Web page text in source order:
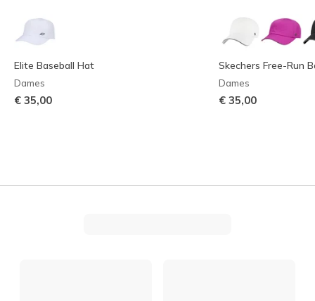
Elite Baseball Hat
Dames
€ 35,00
Skechers Free-Run
Dames
€ 35,00